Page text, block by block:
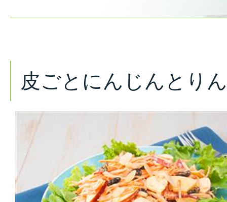
皮ごとにんじんとり